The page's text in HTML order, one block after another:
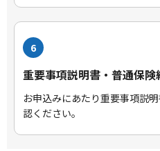
6
重要事項説明書・普通保険
お申込みにあたり重要事項説
認ください。